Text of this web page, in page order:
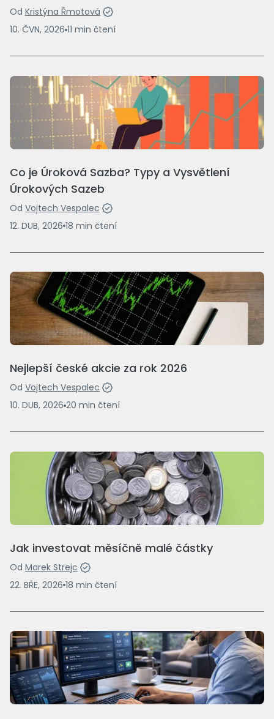
Od Kristýna Řmotová
10. ČVN, 2026 11 min čtení
Co je Úroková Sazba? Typy a Vysvětlení
Úrokových Sazeb
Od Vojtech Vespalec
12. DUB, 2026 18 min čtení
Nejlepší české akcie za rok 2026
Od Vojtech Vespalec
10. DUB, 2026 20 min čtení
Jak investovat měsíčně malé částky
Od Marek Strejc
22. BŘE, 2026 18 min čtení